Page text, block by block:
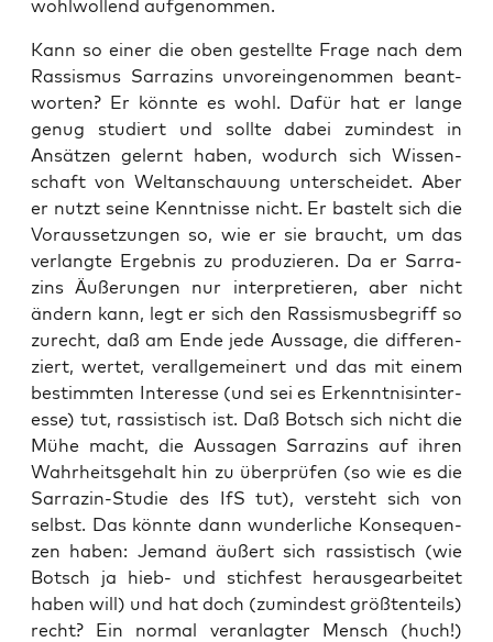
wohl­wol­lend aufgenommen.
Kann so einer die oben gestell­te Fra­ge nach dem
Ras­sis­mus Sar­ra­zins unvor­ein­ge­nom­men beant­
wor­ten? Er könn­te es wohl. Dafür hat er lan­ge
genug stu­diert und soll­te dabei zumin­dest in
Ansät­zen gelernt haben, wodurch sich Wis­sen­
schaft von Welt­an­schau­ung unter­schei­det. Aber
er nutzt sei­ne Kennt­nis­se nicht. Er bas­telt sich die
Vor­aus­set­zun­gen so, wie er sie braucht, um das
ver­lang­te Ergeb­nis zu pro­du­zie­ren. Da er Sar­ra­
zins Äuße­run­gen nur inter­pre­tie­ren, aber nicht
ändern kann, legt er sich den Ras­sis­mus­be­griff so
zurecht, daß am Ende jede Aus­sa­ge, die dif­fe­ren­
ziert, wer­tet, ver­all­ge­mei­nert und das mit einem
bestimm­ten Inter­es­se (und sei es Erkennt­nis­in­ter­
es­se) tut, ras­sis­tisch ist. Daß Botsch sich nicht die
Mühe macht, die Aus­sa­gen Sar­ra­zins auf ihren
Wahr­heits­ge­halt hin zu über­prü­fen (so wie es die
Sar­ra­zin-Stu­die des IfS tut), ver­steht sich von
selbst. Das könn­te dann wun­der­li­che Kon­se­quen­
zen haben: Jemand äußert sich ras­sis­tisch (wie
Botsch ja hieb- und stich­fest her­aus­ge­ar­bei­tet
haben will) und hat doch (zumin­dest größ­ten­teils)
recht? Ein nor­mal ver­an­lag­ter Mensch (huch!)